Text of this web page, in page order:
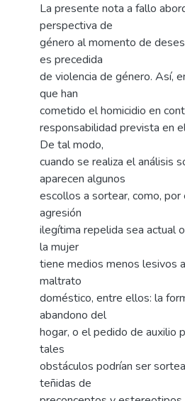
La presente nota a fallo
perspectiva de
género al momento de
es precedida
de violencia de género. Así,
que han
cometido el homicidio en
responsabilidad prevista en
De tal modo,
cuando se realiza el análisis
aparecen algunos
escollos a sortear, como,
agresión
ilegítima repelida sea actual
la mujer
tiene medios menos lesivos
maltrato
doméstico, entre ellos: la
abandono del
hogar, o el pedido de auxilio
tales
obstáculos podrían ser
teñidas de